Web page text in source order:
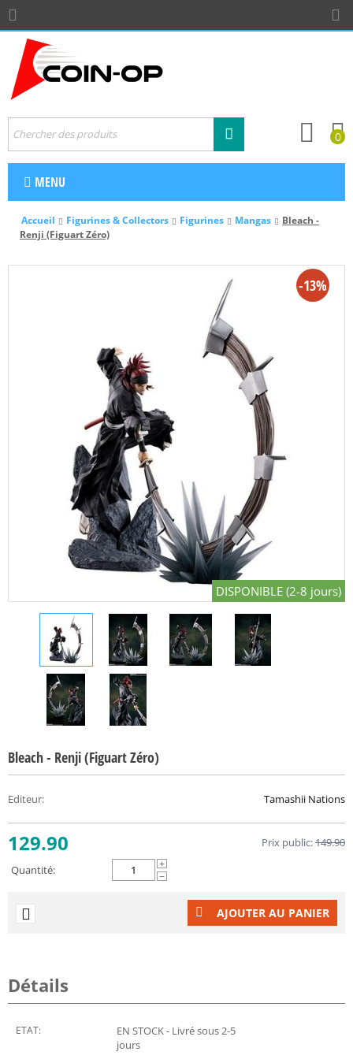
0
MENU
Accueil Figurines & Collectors Figurines Mangas
Bleach -
Renji (Figuart Zéro)
-13%
DISPONIBLE (2-8 jours)
Bleach - Renji (Figuart Zéro)
Editeur: Tamashii Nations
129.90 Prix public:149.90
Quantité:
+
−
AJOUTER AU PANIER
Détails
ETAT:
EN STOCK - Livré sous 2-5
jours